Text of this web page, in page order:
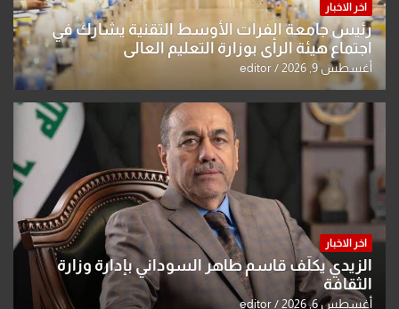
اخر الاخبار
رئيس جامعة الفرات الأوسط التقنية يشارك في
اجتماع هيئة الرأي بوزارة التعليم العالي
أغسطس 9, 2026 editor
اخر الاخبار
الزيدي يكلّف قاسم طاهر السوداني بإدارة وزارة
الثقافة
أغسطس 6, 2026 editor